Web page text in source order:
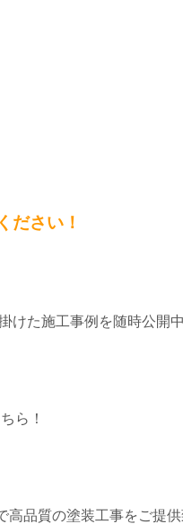
ださい！
けた施工事例を随時公開中
ら！
品質の塗装工事をご提供